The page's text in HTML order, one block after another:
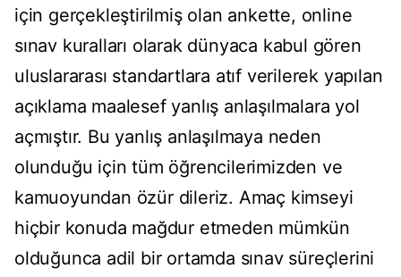
için gerçekleştirilmiş olan ankette, online
sınav kuralları olarak dünyaca kabul gören
uluslararası standartlara atıf verilerek yapılan
açıklama maalesef yanlış anlaşılmalara yol
açmıştır. Bu yanlış anlaşılmaya neden
olunduğu için tüm öğrencilerimizden ve
kamuoyundan özür dileriz. Amaç kimseyi
hiçbir konuda mağdur etmeden mümkün
olduğunca adil bir ortamda sınav süreçlerini